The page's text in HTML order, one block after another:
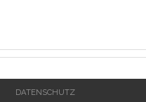
DATENSCHUTZ